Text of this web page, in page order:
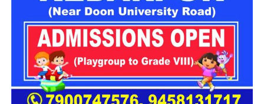
16 घरों में मिलेगा परिवार जैसा माहौल
प्रस्तावित आलंबन गांव में कॉटेज और छोटे घर विकसित किए जाएंगे। यहां
एक परिवार की तर्ज पर लोगों को रखा जाएगा। योजना के मुताबिक, एक
यूनिट में करीब दो महिलाएं, चार बच्चे और एक किशोरी को शामिल किया
जाएगा। इस तरह उन्हें एक परिवार की तरह साथ रहने का अवसर मिलेगा।